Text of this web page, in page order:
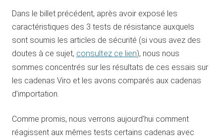
Dans le billet précédent, après avoir exposé les
caractéristiques des 3 tests de résistance auxquels
sont soumis les articles de sécurité (si vous avez des
doutes à ce sujet, consultez ce lien), nous nous
sommes concentrés sur les résultats de ces essais sur
les cadenas Viro et les avons comparés aux cadenas
d’importation.
Comme promis, nous verrons aujourd’hui comment
réagissent aux mêmes tests certains cadenas avec